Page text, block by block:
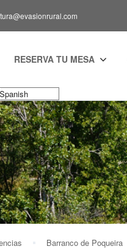
RESERVA TU MESA
Barranco de Poqueira